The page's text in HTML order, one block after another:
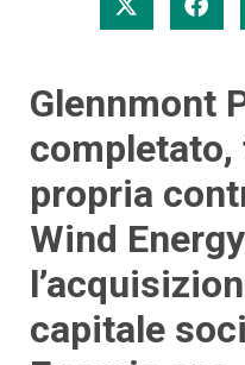
Glennmont
completato,
propria
Wind
capitale